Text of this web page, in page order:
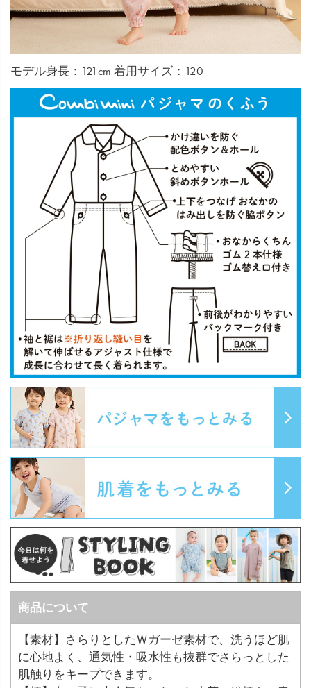
モデル身長：121cm 着用サイズ：120
商品について
【素材】さらりとしたＷガーゼ素材で、洗うほど肌
に心地よく、通気性・吸水性も抜群でさらっとした
肌触りをキープできます。